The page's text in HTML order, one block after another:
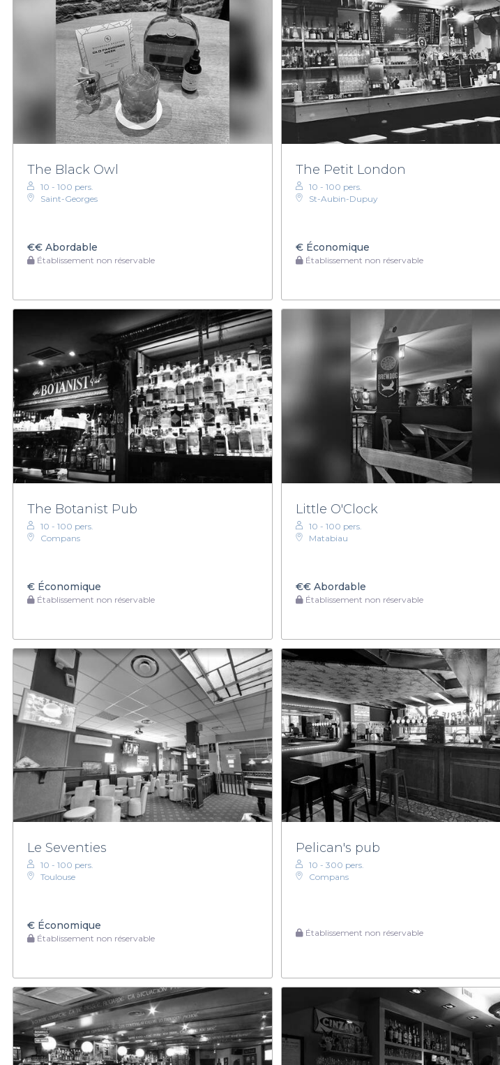
The Black Owl
10 - 100 pers.
Saint-Georges
€€ Abordable
Établissement non réservable
The Petit London
10 - 100 pers.
St-Aubin-Dupuy
€Économique
Établissement non réservable
The Botanist Pub
10 - 100 pers.
Compans
€ Économique
Établissement non réservable
Little O'Clock
10 - 100 pers.
Matabiau
€€Abordable
Établissement non réservable
Le Seventies
10 - 100 pers.
Toulouse
€ Économique
Établissement non réservable
Pelican's pub
10 - 300 pers.
Compans
Établissement non réservable